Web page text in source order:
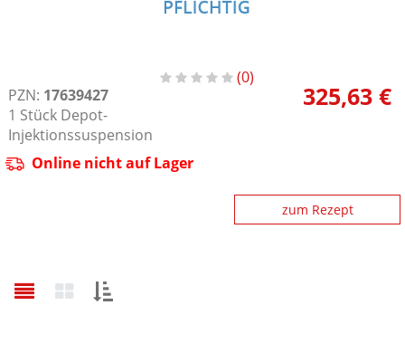
0
PZN: 17639427
1 Stück Depot-
Injektionssuspension
325,63 €
Online nicht auf Lager
zum Rezept